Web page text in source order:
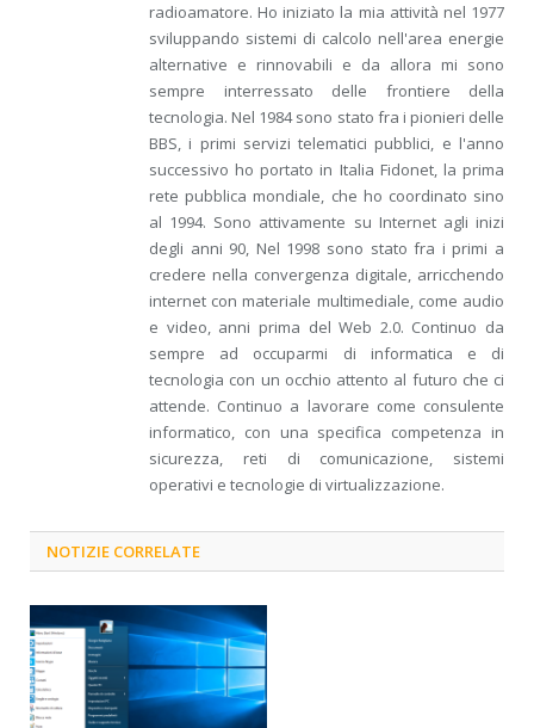
radioamatore. Ho iniziato la mia attività nel 1977
sviluppando sistemi di calcolo nell'area energie
alternative e rinnovabili e da allora mi sono
sempre interressato delle frontiere della
tecnologia. Nel 1984 sono stato fra i pionieri delle
BBS, i primi servizi telematici pubblici, e l'anno
successivo ho portato in Italia Fidonet, la prima
rete pubblica mondiale, che ho coordinato sino
al 1994. Sono attivamente su Internet agli inizi
degli anni 90, Nel 1998 sono stato fra i primi a
credere nella convergenza digitale, arricchendo
internet con materiale multimediale, come audio
e video, anni prima del Web 2.0. Continuo da
sempre ad occuparmi di informatica e di
tecnologia con un occhio attento al futuro che ci
attende. Continuo a lavorare come consulente
informatico, con una specifica competenza in
sicurezza, reti di comunicazione, sistemi
operativi e tecnologie di virtualizzazione.
NOTIZIE CORRELATE